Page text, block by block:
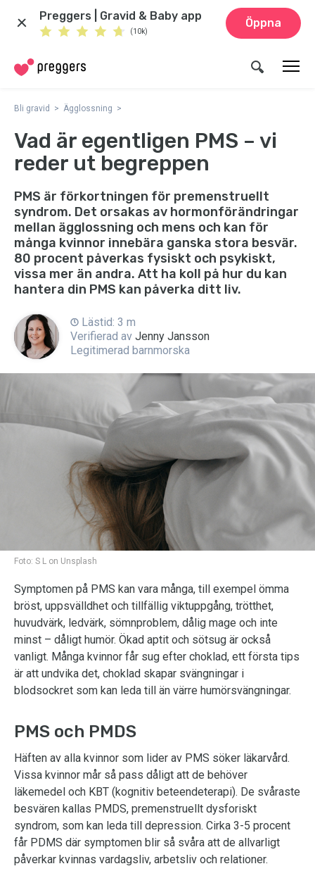
Preggers | Gravid & Baby app
(10k)
Öppna
Bli gravid Ägglossning
Vad är egentligen PMS – vi
reder ut begreppen
PMS är förkortningen för premenstruellt
syndrom. Det orsakas av hormonförändringar
mellan ägglossning och mens och kan för
många kvinnor innebära ganska stora besvär.
80 procent påverkas fysiskt och psykiskt,
vissa mer än andra. Att ha koll på hur du kan
hantera din PMS kan påverka ditt liv.
Lästid: 3 m
Verifierad av Jenny Jansson
Legitimerad barnmorska
Foto: S L on Unsplash
Symptomen på PMS kan vara många, till exempel ömma
bröst, uppsvälldhet och tillfällig viktuppgång, trötthet,
huvudvärk, ledvärk, sömnproblem, dålig mage och inte
minst – dåligt humör. Ökad aptit och sötsug är också
vanligt. Många kvinnor får sug efter choklad, ett första tips
är att undvika det, choklad skapar svängningar i
blodsockret som kan leda till än värre humörsvängningar.
PMS och PMDS
Häften av alla kvinnor som lider av PMS söker läkarvård.
Vissa kvinnor mår så pass dåligt att de behöver
läkemedel och KBT (kognitiv beteendeterapi). De svåraste
besvären kallas PMDS, premenstruellt dysforiskt
syndrom, som kan leda till depression. Cirka 3-5 procent
får PDMS där symptomen blir så svåra att de allvarligt
påverkar kvinnas vardagsliv, arbetsliv och relationer.